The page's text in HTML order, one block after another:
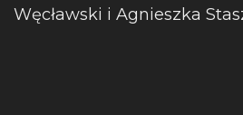
Węcławski i Agnieszka